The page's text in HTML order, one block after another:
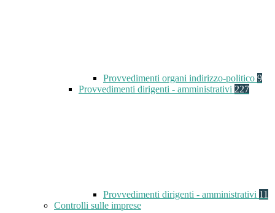
Provvedimenti organi indirizzo-politico 9
Provvedimenti dirigenti - amministrativi 227
Provvedimenti dirigenti - amministrativi 11
Controlli sulle imprese